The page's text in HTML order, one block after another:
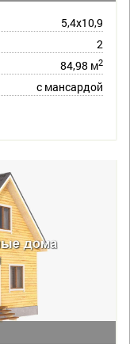
5,4х10,9
2
84,98 м2
с мансардой